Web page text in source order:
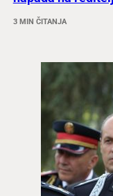
3 MIN ČITANJA